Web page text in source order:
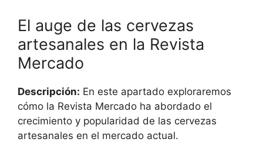
El auge de las cervezas
artesanales en la Revista
Mercado
Descripción: En este apartado exploraremos
cómo la Revista Mercado ha abordado el
crecimiento y popularidad de las cervezas
artesanales en el mercado actual.